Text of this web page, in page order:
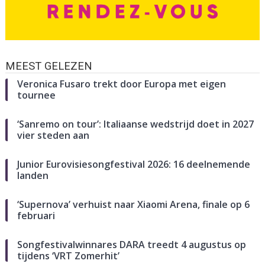
MEEST GELEZEN
Veronica Fusaro trekt door Europa met eigen
tournee
‘Sanremo on tour’: Italiaanse wedstrijd doet in 2027
vier steden aan
Junior Eurovisiesongfestival 2026: 16 deelnemende
landen
‘Supernova’ verhuist naar Xiaomi Arena, finale op 6
februari
Songfestivalwinnares DARA treedt 4 augustus op
tijdens ‘VRT Zomerhit’